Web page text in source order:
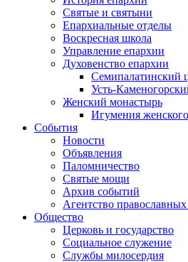
Святые и святыни
Епархиальные отделы
Воскресная школа
Управление епархии
Духовенство епархии
Семипалатинский
Усть-
Женский монастырь
Игумения
События
Новости
Объявления
Паломничество
Святые мощи
Архив событий
Агентство
Общество
Церковь и государство
Социальное служение
Службы милосердия